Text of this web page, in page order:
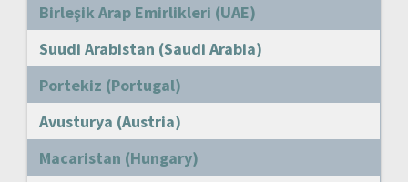
Birleşik Arap Emirlikleri (UAE)
Suudi Arabistan (Saudi Arabia)
Portekiz (Portugal)
Avusturya (Austria)
Macaristan (Hungary)